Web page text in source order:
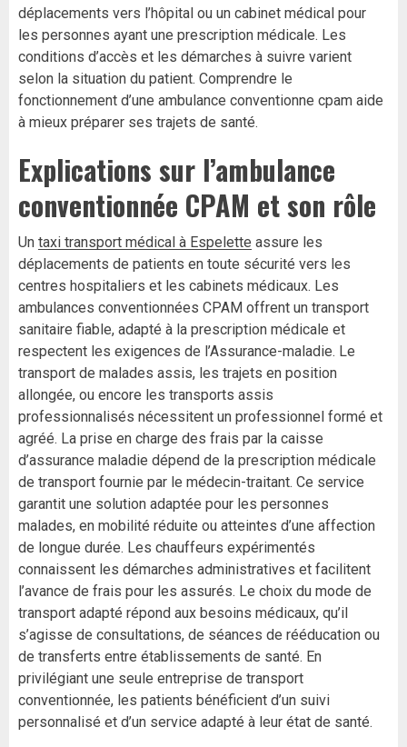
déplacements vers l’hôpital ou un cabinet médical pour
les personnes ayant une prescription médicale. Les
conditions d’accès et les démarches à suivre varient
selon la situation du patient. Comprendre le
fonctionnement d’une ambulance conventionne cpam aide
à mieux préparer ses trajets de santé.
Explications sur l’ambulance
conventionnée CPAM et son rôle
Un taxi transport médical à Espelette assure les
déplacements de patients en toute sécurité vers les
centres hospitaliers et les cabinets médicaux. Les
ambulances conventionnées CPAM offrent un transport
sanitaire fiable, adapté à la prescription médicale et
respectent les exigences de l’Assurance-maladie. Le
transport de malades assis, les trajets en position
allongée, ou encore les transports assis
professionnalisés nécessitent un professionnel formé et
agréé. La prise en charge des frais par la caisse
d’assurance maladie dépend de la prescription médicale
de transport fournie par le médecin-traitant. Ce service
garantit une solution adaptée pour les personnes
malades, en mobilité réduite ou atteintes d’une affection
de longue durée. Les chauffeurs expérimentés
connaissent les démarches administratives et facilitent
l’avance de frais pour les assurés. Le choix du mode de
transport adapté répond aux besoins médicaux, qu’il
s’agisse de consultations, de séances de rééducation ou
de transferts entre établissements de santé. En
privilégiant une seule entreprise de transport
conventionnée, les patients bénéficient d’un suivi
personnalisé et d’un service adapté à leur état de santé.